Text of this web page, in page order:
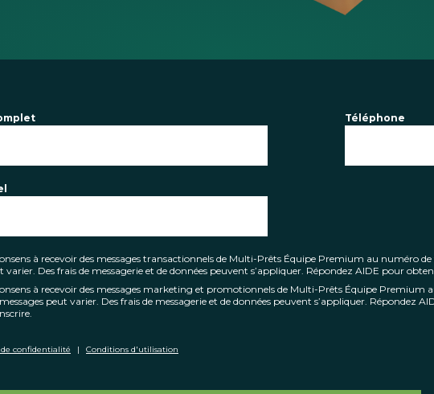
Téléphone
à recevoir des messages transactionnels de Multi-Prêts Équipe Premium au numéro
varier. Des frais de messagerie et de données peuvent s’appliquer. Répondez AIDE pour
à recevoir des messages marketing et promotionnels de Multi-Prêts Équipe Premium
peut varier. Des frais de messagerie et de données peuvent s’appliquer. Répondez
confidentialité | Conditions d'utilisation